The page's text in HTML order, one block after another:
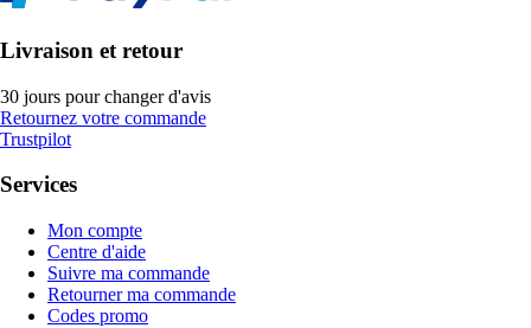
Livraison et retour
30 jours pour changer d'avis
Retournez votre commande
Trustpilot
Services
Mon compte
Centre d'aide
Suivre ma commande
Retourner ma commande
Codes promo